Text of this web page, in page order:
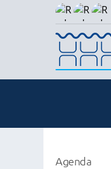
Agenda